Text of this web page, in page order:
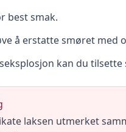
best smak.
å erstatte smøret med
kan du
laksen utmerket